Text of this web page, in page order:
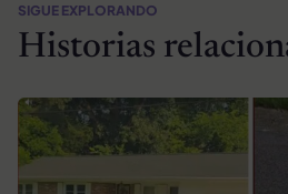
SIGUE EXPLORANDO
Historias